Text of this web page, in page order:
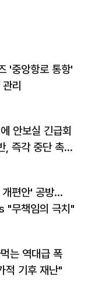
'중앙항로 통항'
리
안보실 긴급회
, 즉각 중단 촉
개편안' 공방…
"무책임의 극치"
는 역대급 폭
적 기후 재난"